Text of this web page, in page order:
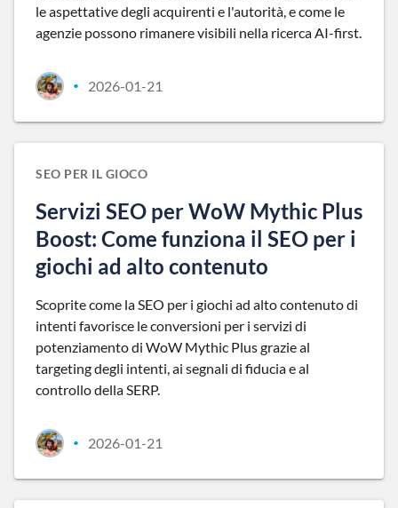
le aspettative degli acquirenti e l'autorità, e come le
agenzie possono rimanere visibili nella ricerca AI-first.
• 2026-01-21
SEO PER IL GIOCO
Servizi SEO per WoW Mythic Plus
Boost: Come funziona il SEO per i
giochi ad alto contenuto
Scoprite come la SEO per i giochi ad alto contenuto di
intenti favorisce le conversioni per i servizi di
potenziamento di WoW Mythic Plus grazie al
targeting degli intenti, ai segnali di fiducia e al
controllo della SERP.
• 2026-01-21